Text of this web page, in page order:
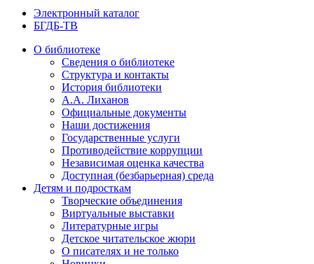
Электронный каталог
БГДБ-ТВ
О библиотеке
Сведения о библиотеке
Структура и контакты
История библиотеки
А.А. Лиханов
Официальные документы
Наши достижения
Государственные услуги
Противодействие коррупции
Независимая оценка качества
Доступная (безбарьерная) среда
Детям и подросткам
Творческие объединения
Виртуальные выставки
Литературные игры
Детское читательское жюри
О писателях и не только